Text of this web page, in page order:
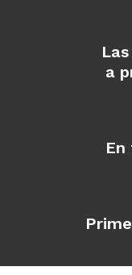
a
En